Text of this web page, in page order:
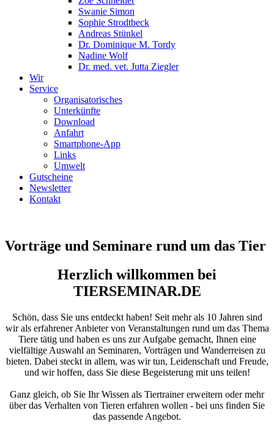
Swanie Simon
Sophie Strodtbeck
Andreas Stünkel
Dr. Dominique M. Tordy
Nadine Wolf
Dr. med. vet. Jutta Ziegler
Wir
Service
Organisatorisches
Unterkünfte
Download
Anfahrt
Smartphone-App
Links
Umwelt
Gutscheine
Newsletter
Kontakt
Vorträge und Seminare rund um das Tier
Herzlich willkommen bei
TIERSEMINAR.DE
Schön, dass Sie uns entdeckt haben! Seit mehr als 10 Jahren sind
wir als erfahrener Anbieter von Veranstaltungen rund um das Thema
Tiere tätig und haben es uns zur Aufgabe gemacht, Ihnen eine
vielfältige Auswahl an Seminaren, Vorträgen und Wanderreisen zu
bieten. Dabei steckt in allem, was wir tun, Leidenschaft und Freude,
und wir hoffen, dass Sie diese Begeisterung mit uns teilen!
Ganz gleich, ob Sie Ihr Wissen als Tiertrainer erweitern oder mehr
über das Verhalten von Tieren erfahren wollen - bei uns finden Sie
das passende Angebot.